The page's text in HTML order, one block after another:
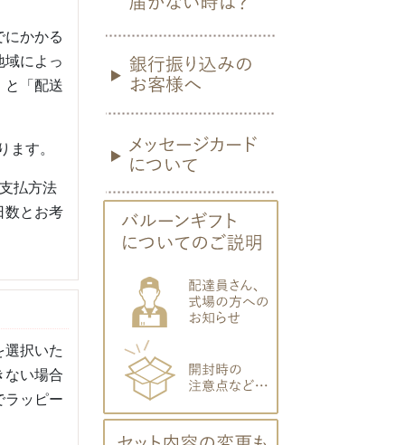
かかる
によっ
と「配送
す。
払方法
数とお考
択いた
ない場合
ラッピー